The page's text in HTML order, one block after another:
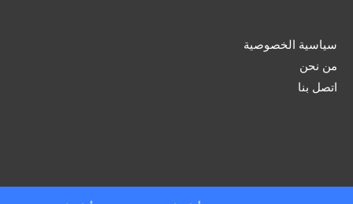
سياسية الخصوصية
من نحن
اتصل بنا